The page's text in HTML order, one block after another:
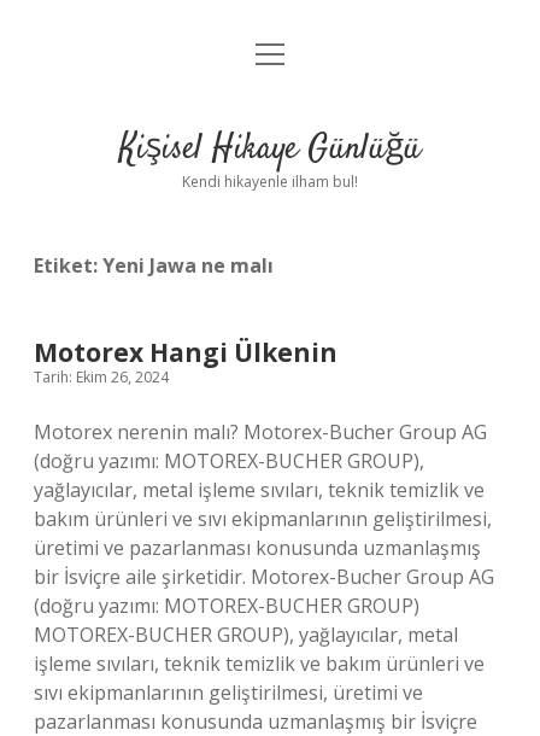
Anasayfa
Yasal Uyarı
menüyü
Kişisel Hikaye Günlüğü
Kendi hikayenle ilham bul!
Etiket:Yeni Jawa ne malı
Motorex Hangi Ülkenin
Tarih: Ekim 26, 2024
Motorex nerenin malı? Motorex-Bucher Group AG
(doğru yazımı: MOTOREX-BUCHER GROUP),
yağlayıcılar, metal işleme sıvıları, teknik temizlik ve
bakım ürünleri ve sıvı ekipmanlarının geliştirilmesi,
üretimi ve pazarlanması konusunda uzmanlaşmış
bir İsviçre aile şirketidir. Motorex-Bucher Group AG
(doğru yazımı: MOTOREX-BUCHER GROUP)
MOTOREX-BUCHER GROUP), yağlayıcılar, metal
işleme sıvıları, teknik temizlik ve bakım ürünleri ve
sıvı ekipmanlarının geliştirilmesi, üretimi ve
pazarlanması konusunda uzmanlaşmış bir İsviçre